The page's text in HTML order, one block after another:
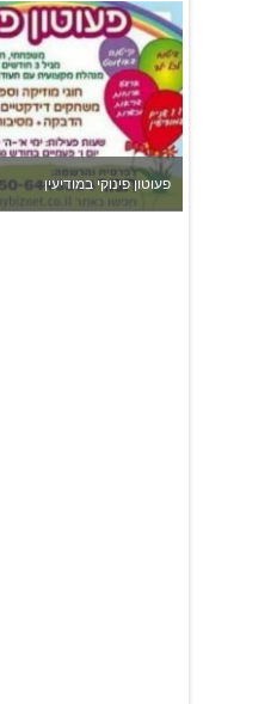
פעוטון פינוקי במודיעין